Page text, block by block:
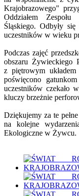
Krajobrazowego"
Oddziałem
Śląskiego. Odbyły
uczestników w wieku
Podczas zajęć
obszaru Żywieckiego
z piętrowym
poświęcono
uczestników czekało
kluczy brzeżnie
Dziękujemy za te
na kolejne
Ekologiczne w Żywcu.